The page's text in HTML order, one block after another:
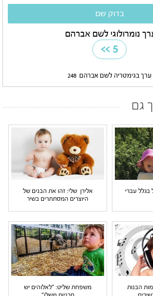
נומרולוגי לשם אברהם
5
>>
ערך בגימטריה לשם אברהם 248
גם
עברי
אלירן שלי: זהו את הבנים של
היוצרים המסתתרים בשיר
הבנות
משפחת שליט: "לאלוהים יש